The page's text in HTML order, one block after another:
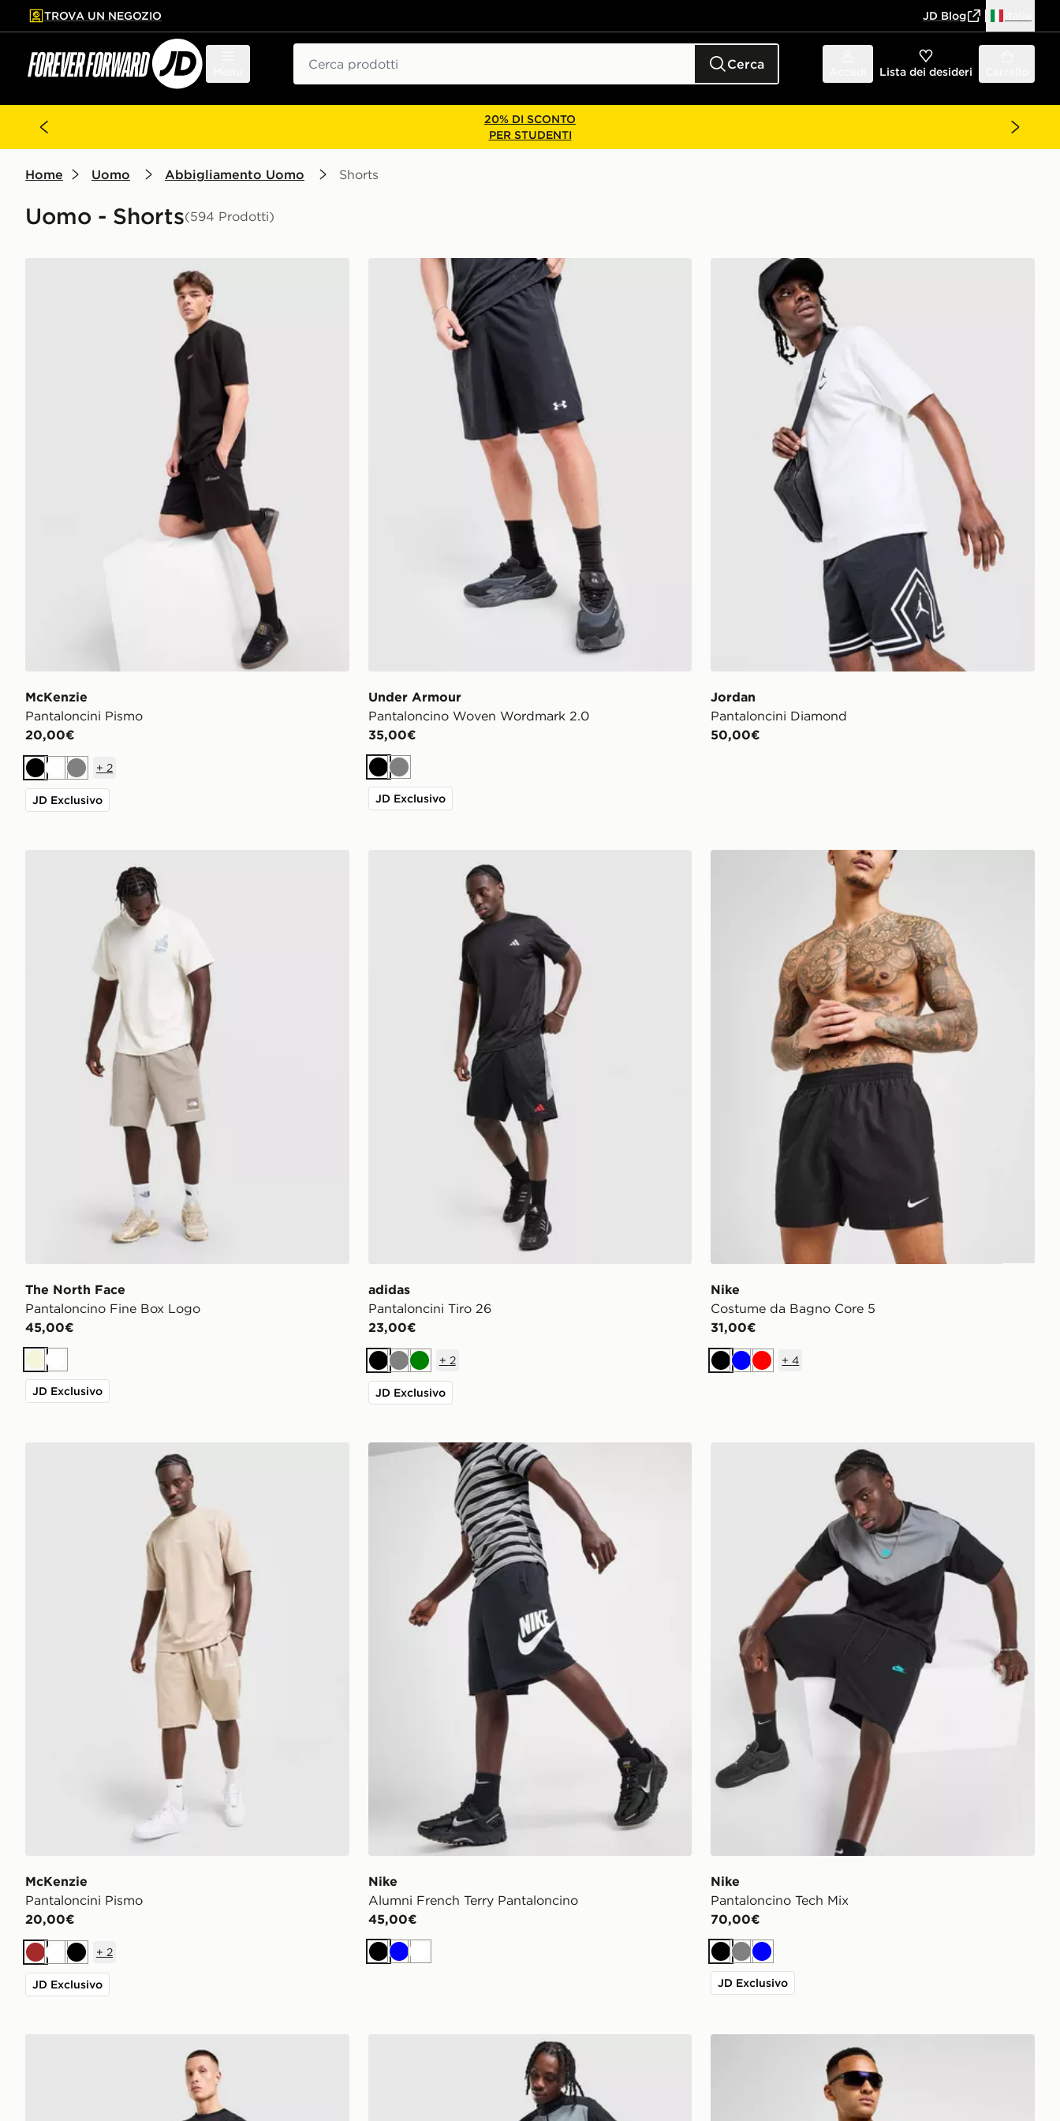
contenuto principale
a fondo pagina
TROVA UN NEGOZIO JD Blog
Cerca Lista dei desideri
20% DI SCONTO
PER STUDENTI
Home Uomo Abbigliamento Uomo Shorts
Uomo - Shorts(594 Prodotti)
McKenzie Pantaloncini Pismo
McKenzie
Pantaloncini Pismo
20,00€
NeroBianco
Grigio
+ 2
JD Exclusivo
Under Armour Pantaloncino Woven Wordmark 2.0
Under Armour
Pantaloncino Woven Wordmark 2.0
35,00€
NeroGrigio
JD Exclusivo
Jordan Pantaloncini Diamond
Jordan
Pantaloncini Diamond
50,00€
The North Face
Pantaloncino Fine Box Logo
45,00€
BeigeBianco
JD Exclusivo
adidas
Pantaloncini Tiro 26
23,00€
NeroGrigioVerde
+ 2
JD Exclusivo
Nike Costume da Bagno Core 5
Nike
Costume da Bagno Core 5
31,00€
NeroBluRosso
+4
McKenzie Pantaloncini Pismo
McKenzie
Pantaloncini Pismo
20,00€
Marrone
Bianco
Nero
+ 2
JD Exclusivo
Nike Alumni French Terry Pantaloncino
Nike
Alumni French Terry Pantaloncino
45,00€
NeroBluBianco
Nike Pantaloncino Tech Mix
Nike
Pantaloncino Tech Mix
70,00€
NeroGrigio
Blu
JD Exclusivo
Nike Pantaloncino Academy